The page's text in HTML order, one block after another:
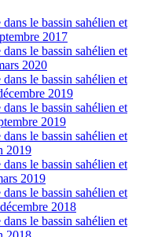
le bassin sahélien et
2017
le bassin sahélien et
2020
le bassin sahélien et
2019
le bassin sahélien et
2019
le bassin sahélien et
2019
le bassin sahélien et
2019
le bassin sahélien et
2018
le bassin sahélien et